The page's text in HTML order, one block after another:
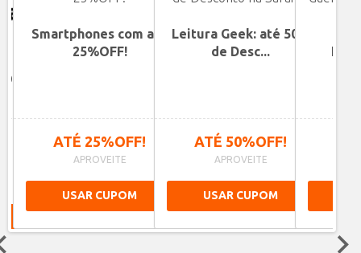
Smartphones com até
25%OFF!
ATÉ 25%OFF!
APROVEITE
USAR CUPOM
Leitura Geek: até 50%
de Desc...
ATÉ 50%OFF!
APROVEITE
USAR CUPOM